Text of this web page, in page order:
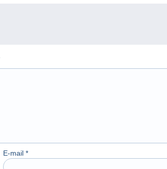
E-mail *